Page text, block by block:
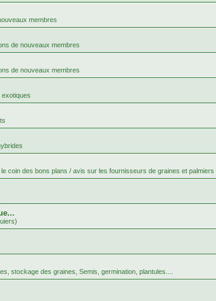
membres
de nouveaux membres
de nouveaux membres
exotiques
coin des bons plans / avis sur les fournisseurs de graines et palmiers
stockage des graines, Semis, germination, plantules....